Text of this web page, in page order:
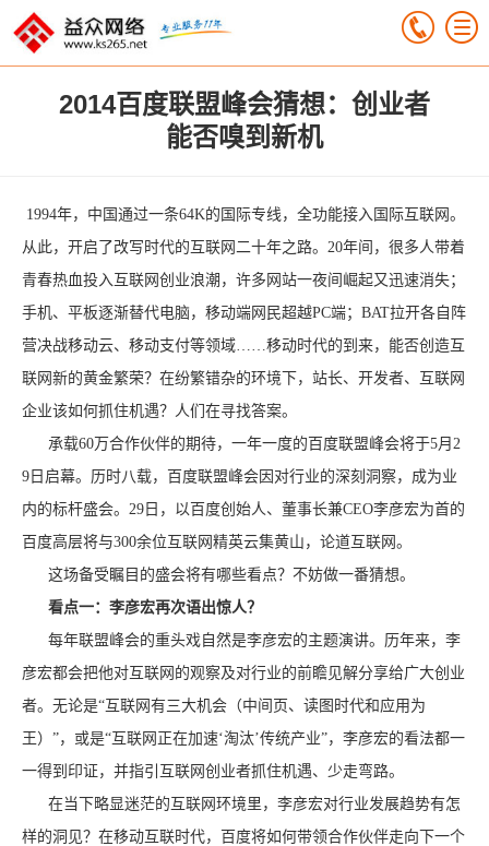
2014百度联盟峰会猜想：创业者
能否嗅到新机
1994年，中国通过一条64K的国际专线，全功能接入国际互联网。
从此，开启了改写时代的互联网二十年之路。20年间，很多人带着
青春热血投入互联网创业浪潮，许多网站一夜间崛起又迅速消失；
手机、平板逐渐替代电脑，移动端网民超越PC端；BAT拉开各自阵
营决战移动云、移动支付等领域……移动时代的到来，能否创造互
联网新的黄金繁荣？在纷繁错杂的环境下，站长、开发者、互联网
企业该如何抓住机遇？人们在寻找答案。
承载60万合作伙伴的期待，一年一度的百度联盟峰会将于5月2
9日启幕。历时八载，百度联盟峰会因对行业的深刻洞察，成为业
内的标杆盛会。29日，以百度创始人、董事长兼CEO李彦宏为首的
百度高层将与300余位互联网精英云集黄山，论道互联网。
这场备受瞩目的盛会将有哪些看点？不妨做一番猜想。
看点一：李彦宏再次语出惊人？
每年联盟峰会的重头戏自然是李彦宏的主题演讲。历年来，李
彦宏都会把他对互联网的观察及对行业的前瞻见解分享给广大创业
者。无论是“互联网有三大机会（中间页、读图时代和应用为
王）”，或是“互联网正在加速‘淘汰’传统产业”，李彦宏的看法都一
一得到印证，并指引互联网创业者抓住机遇、少走弯路。
在当下略显迷茫的互联网环境里，李彦宏对行业发展趋势有怎
样的洞见？在移动互联时代，百度将如何带领合作伙伴走向下一个